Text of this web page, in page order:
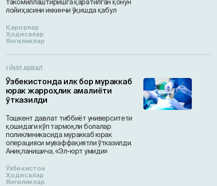
такомиллаштиришга қаратилган қонун
лойиҳасини иккинчи ўқишда қабул
Қарорлар
Ҳодисалар
Янгиликлар
1 ЙИЛ АВВАЛ
Ўзбекистонда илк бор мураккаб
юрак жарроҳлик амалиёти
ўтказилди
Тошкент давлат тиббиёт университети
қошидаги кўп тармоқли болалар
поликлиникасида мураккаб юрак
операцияси муваффақиятли ўтказилди.
Аниқланишича, «Эл-юрт умиди»
Ўзбекистон
Ҳодисалар
Янгиликлар